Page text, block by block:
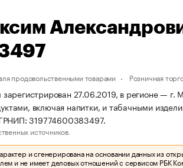
продовольственными товарами Розничная
27.06.2019, в регионе — г.
включая напитки, и табачными
319774600383497.
источников.
и сгенерирована на основании данных из
и не имеет деловых отношений с сервисом РБК